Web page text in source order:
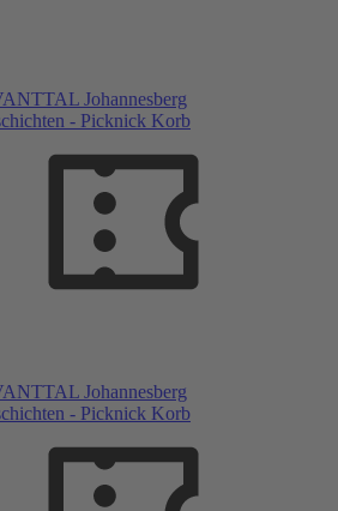
Johannesberg
- Picknick Korb
Johannesberg
- Picknick Korb